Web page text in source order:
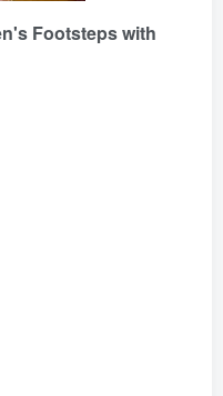
Footsteps with